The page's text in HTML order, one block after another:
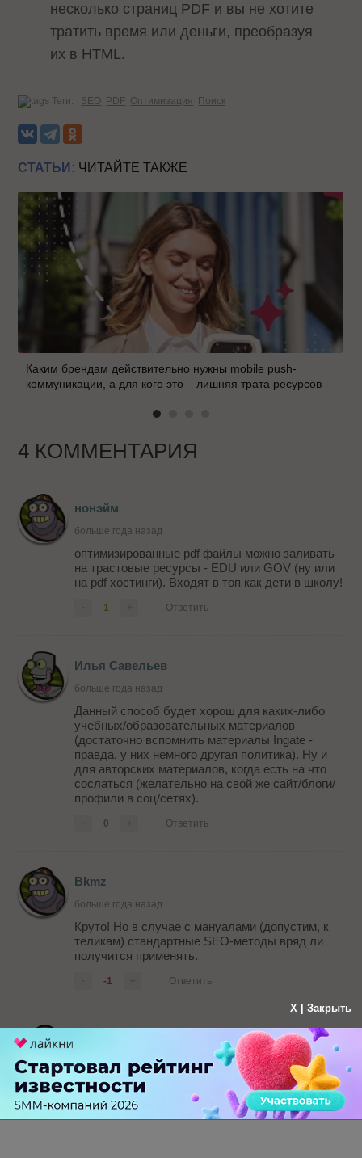
несколько страниц PDF и вы не хотите
тратить время или деньги, преобразуя
их в HTML.
Теги: SEO PDF Оптимизация Поиск
СТАТЬИ: ЧИТАЙТЕ ТАКЖЕ
Каким брендам действительно нужны mobile push-
коммуникации, а для кого это – лишняя трата ресурсов
4 КОММЕНТАРИЯ
нонэйм
больше года назад
оптимизированные pdf файлы можно заливать
на трастовые ресурсы - EDU или GOV (ну или
на pdf хостинги). Входят в топ как дети в школу!
1 Ответить
Илья Савельев
больше года назад
Данный способ будет хорош для каких-либо
учебных/образовательных материалов
(достаточно вспомнить материалы Ingate -
правда, у них немного другая политика). Ну и
для авторских материалов, когда есть на что
сослаться (желательно на свой же сайт/блоги/
профили в соц/сетях).
0 Ответить
Bkmz
больше года назад
Круто! Но в случае с мануалами (допустим, к
теликам) стандартные SEO-методы вряд ли
получится применять.
-1 Ответить
больше года назад
нормально все получится при желании можно и
в библию ключи запихать.. омг, богохульник
блин
X | Закрыть